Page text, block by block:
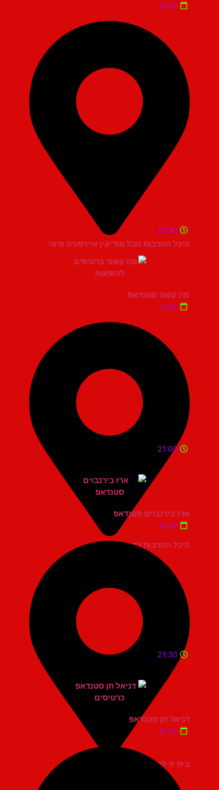
יום ש'
היכל התרבות חבל מודיעין איירפורט סיטי
21:30
מה קשור סטנדאפ
יום ג'
היכל התרבות כפר סבא
21:00
ארז בירנבוים סטנדאפ
יום ש'
בית יד לבנים אשדוד
21:30
דניאל חן סטנדאפ
יום ש'